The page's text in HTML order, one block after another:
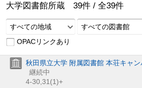
大学図書館所蔵 39件 / 全39件
すべての地域
すべての図書館
OPACリンクあり
秋田県立大学 附属図書館 本荘キャ
継続中
4-30, 31(1)+